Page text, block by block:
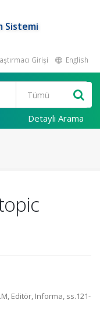
Sistemi
Girişi English
Detaylı Arama
Editör, Informa, ss.121-